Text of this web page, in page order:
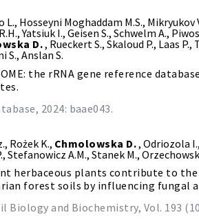
L., Hosseyni Moghaddam M.S., Mikryukov
Yatsiuk I., Geisen S., Schwelm A.,
D., Rueckert S., Skaloud P., Laas
S., Anslan S.
the rRNA gene reference
2024: baae043.
Rożek K., Chmolowska D., Odriozola
Stefanowicz A.M., Stanek M.,
herbaceous plants contribute to
forest soils by influencing fungal
Biology and Biochemistry, Vol. 193